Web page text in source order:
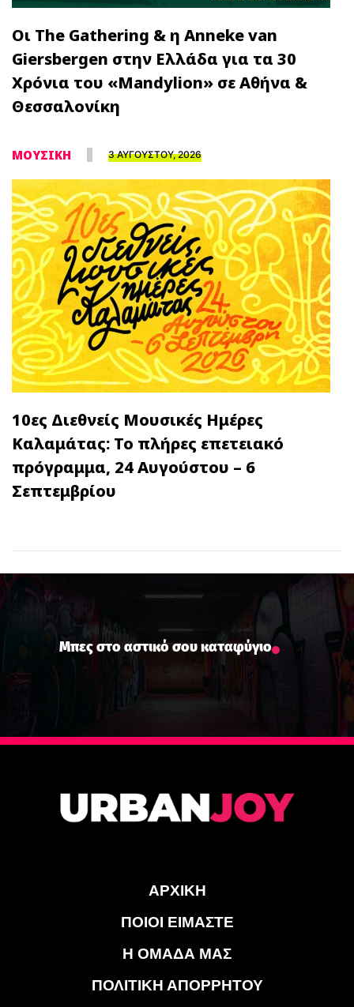
Οι The Gathering & η Anneke van
Giersbergen στην Ελλάδα για τα 30
Χρόνια του «Mandylion» σε Αθήνα &
Θεσσαλονίκη
ΜΟΥΣΙΚΗ 3 ΑΥΓΟΥΣΤΟΥ, 2026
10ες Διεθνείς Μουσικές Ημέρες
Καλαμάτας: Το πλήρες επετειακό
πρόγραμμα, 24 Αυγούστου – 6
Σεπτεμβρίου
Μπες στο αστικό σου καταφύγιο
ΑΡΧΙΚΗ
ΠΟΙΟΙ ΕΙΜΑΣΤΕ
Η ΟΜΑΔΑ ΜΑΣ
ΠΟΛΙΤΙΚΗ ΑΠΟΡΡΗΤΟΥ